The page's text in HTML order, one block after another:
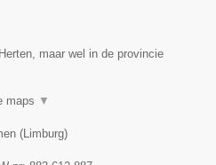
maar wel in de provincie
maps ▼
(Limburg)